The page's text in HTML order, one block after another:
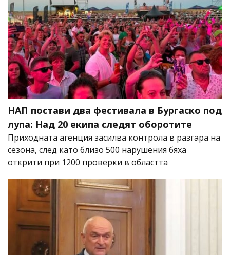
НАП постави два фестивала в Бургаско под
лупа: Над 20 екипа следят оборотите
Приходната агенция засилва контрола в разгара на
сезона, след като близо 500 нарушения бяха
открити при 1200 проверки в областта